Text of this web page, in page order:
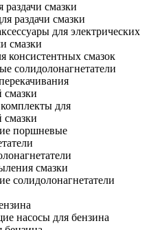
смазки
раздачи смазки
для электрических
смазки
консистентных смазок
солидолонагнетатели
смазки
для
смазки
поршневые
смазки
солидолонагнетатели
насосы для бензина